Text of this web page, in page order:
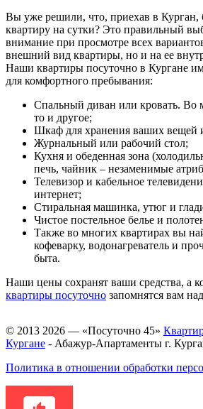
Вы уже решили, что, приехав в Курган,
квартиру на сутки? Это правильный
внимание при просмотре всех
внешний вид квартиры, но и на ее
Наши квартиры посуточно в Кургане
для комфортного пребывания:
Спальный диван или кровать. Во
то и другое;
Шкаф для хранения ваших вещей
Журнальный или рабочий стол;
Кухня и обеденная зона
печь, чайник – незаменимые
Телевизор и кабельное
интернет;
Стиральная машинка, утюг и
Чистое постельное белье и
Также во многих квартирах вы
кофеварку, водонагреватель и
быта.
Наши цены сохранят ваши средства, а
квартиры посуточно запомнятся вам
© 2013 2026 — «Посуточно 45»
Кургане - Абажур-Апартаменты г.
Политика в отношении обработки